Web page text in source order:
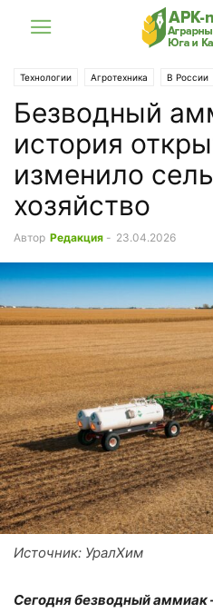
Технологии Агротехника В России
Безводный
история
изменило
хозяйство
Автор Редакция - 23.04.2026
Источник: УралХим
Сегодня безводный аммиак